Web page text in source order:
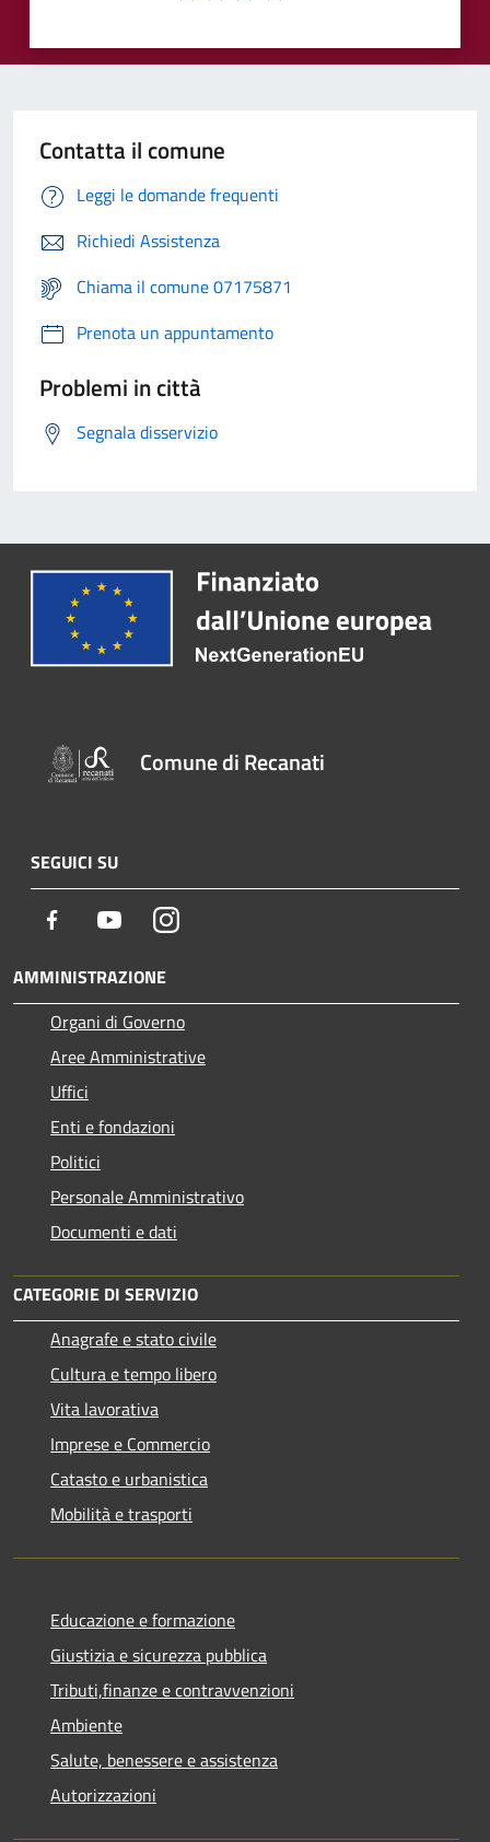
Contatta il comune
Leggi le domande frequenti
Richiedi Assistenza
Chiama il comune 07175871
Prenota un appuntamento
Problemi in città
Segnala disservizio
Comune di Recanati
SEGUICI SU
Facebook YoutubeInstagram
AMMINISTRAZIONE
Organi di Governo
Aree Amministrative
Uffici
Enti e fondazioni
Politici
Personale Amministrativo
Documenti e dati
CATEGORIE DI SERVIZIO
Anagrafe e stato civile
Cultura e tempo libero
Vita lavorativa
Imprese e Commercio
Catasto e urbanistica
Mobilità e trasporti
Educazione e formazione
Giustizia e sicurezza pubblica
Tributi,finanze e contravvenzioni
Ambiente
Salute, benessere e assistenza
Autorizzazioni